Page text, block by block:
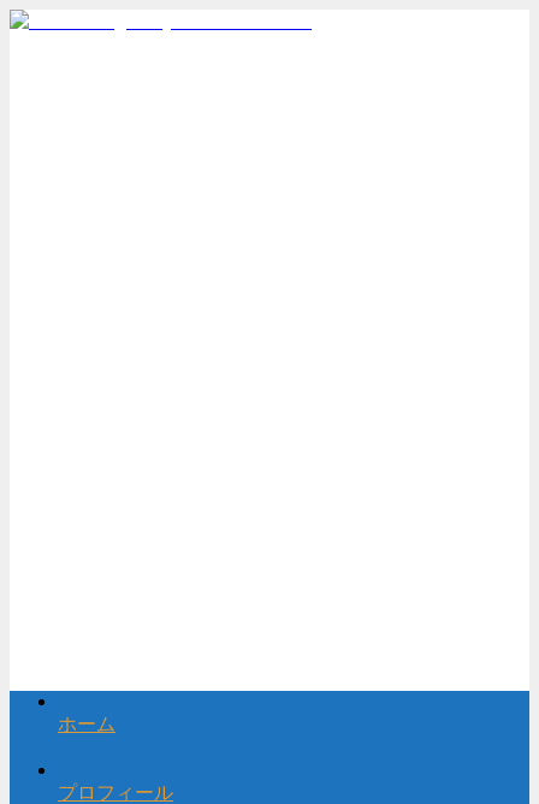
ホーム
プロフィール